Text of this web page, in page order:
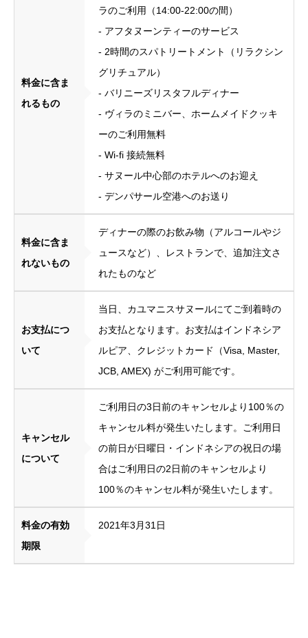
料金に含ま
れるもの
ラのご利用（14:00-22:00の間）
- アフタヌーンティーのサービス
- 2時間のスパトリートメント（リラクシン
グリチュアル）
- バリニーズリスタフルディナー
- ヴィラのミニバー、ホームメイドクッキ
ーのご利用無料
- Wi-fi 接続無料
- サヌール中心部のホテルへのお迎え
- デンパサール空港へのお送り
料金に含ま
れないもの
ディナーの際のお飲み物（アルコールやジ
ュースなど）、レストランで、追加注文さ
れたものなど
お支払につ
いて
当日、カユマニスサヌールにてご到着時の
お支払となります。お支払はインドネシア
ルピア、クレジットカード（Visa, Master,
JCB, AMEX) がご利用可能です。
キャンセル
について
ご利用日の3日前のキャンセルより100％の
キャンセル料が発生いたします。ご利用日
の前日が日曜日・インドネシアの祝日の場
合はご利用日の2日前のキャンセルより
100％のキャンセル料が発生いたします。
料金の有効
期限
2021年3月31日